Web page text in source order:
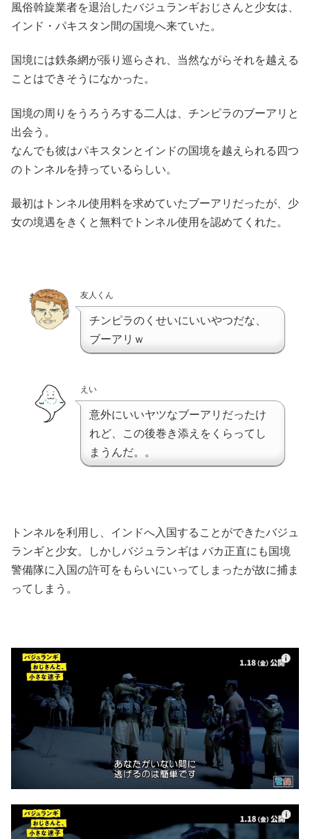
風俗斡旋業者を退治したバジュランギおじさんと少女は、
インド・パキスタン間の国境へ来ていた。
国境には鉄条網が張り巡らされ、当然ながらそれを越える
ことはできそうになかった。
国境の周りをうろうろする二人は、チンピラのブーアリと
出会う。
なんでも彼はパキスタンとインドの国境を越えられる四つ
のトンネルを持っているらしい。
最初はトンネル使用料を求めていたブーアリだったが、少
女の境遇をきくと無料でトンネル使用を認めてくれた。
友人くん
チンピラのくせいにいいやつだな、
ブーアリｗ
えい
意外にいいヤツなブーアリだったけ
れど、この後巻き添えをくらってし
まうんだ。。
トンネルを利用し、インドへ入国することができたバジュ
ランギと少女。しかしバジュランギは バカ正直にも国境
警備隊に入国の許可をもらいにいってしまったが故に捕ま
ってしまう。